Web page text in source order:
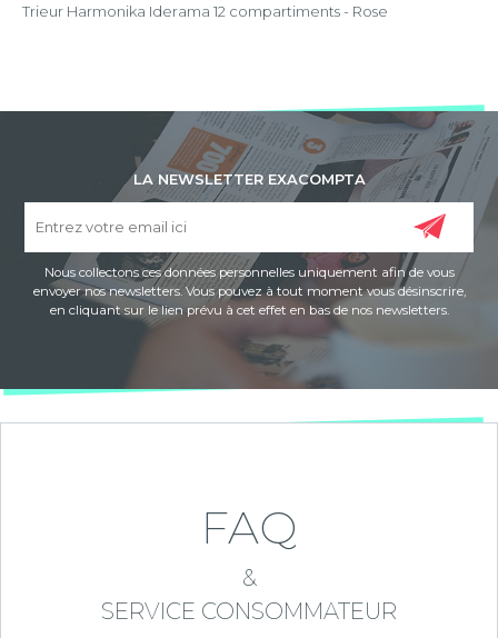
Trieur Harmonika Iderama 12 compartiments - Rose
LA NEWSLETTER EXACOMPTA
Nous collectons ces données personnelles uniquement afin de vous
envoyer nos newsletters. Vous pouvez à tout moment vous désinscrire,
en cliquant sur le lien prévu à cet effet en bas de nos newsletters.
FAQ
&
SERVICE CONSOMMATEUR